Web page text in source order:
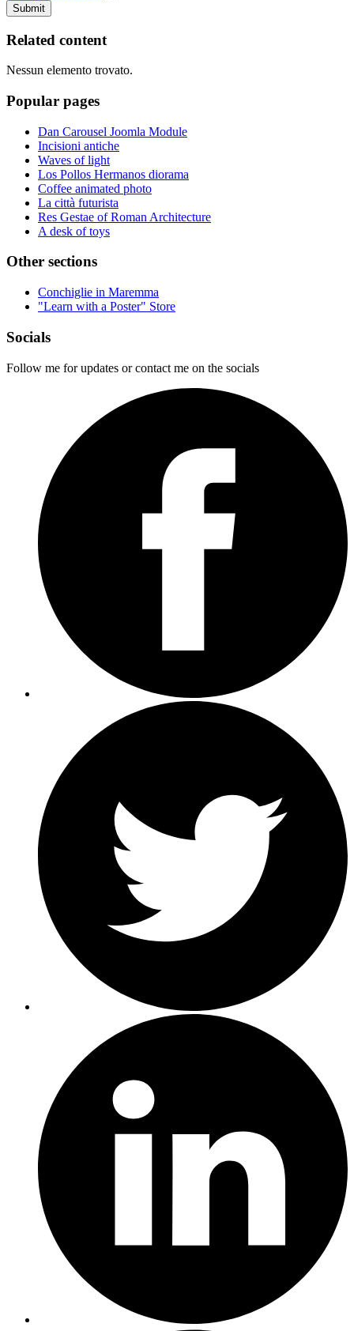
Submit
Related content
Nessun elemento trovato.
Popular pages
Dan Carousel Joomla Module
Incisioni antiche
Waves of light
Los Pollos Hermanos diorama
Coffee animated photo
La città futurista
Res Gestae of Roman Architecture
A desk of toys
Other sections
Conchiglie in Maremma
"Learn with a Poster" Store
Socials
Follow me for updates or contact me on the socials